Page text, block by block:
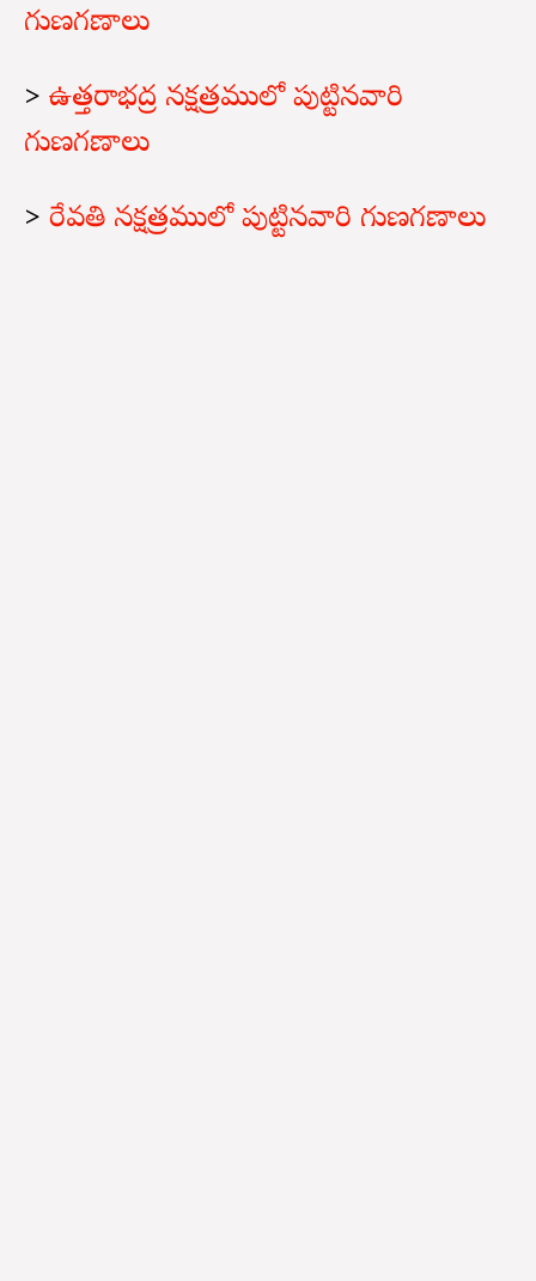
గుణగణాలు
> ఉత్తరాభద్ర నక్షత్రములో పుట్టినవారి
గుణగణాలు
> రేవతి నక్షత్రములో పుట్టినవారి గుణగణాలు